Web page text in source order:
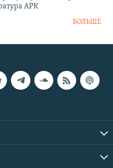
АРК
БОЛЬШЕ